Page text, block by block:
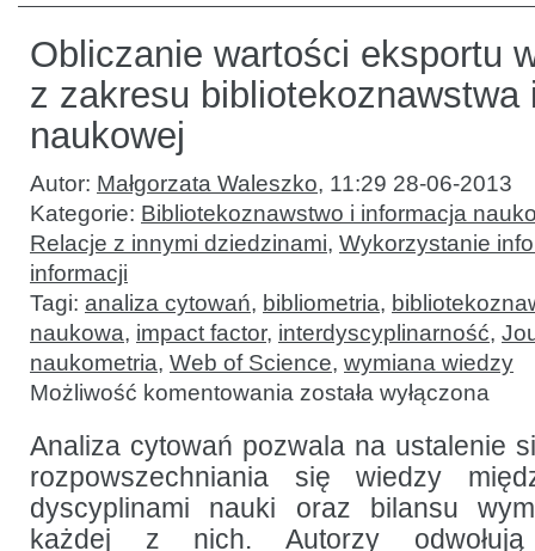
Obliczanie wartości eksportu
z zakresu bibliotekoznawstwa
naukowej
Autor: Małgorzata Waleszko, 11:29 28-06-2013
Kategorie: Bibliotekoznawstwo i informacja
Relacje z innymi dziedzinami, Wykorzystanie
informacji
Tagi: analiza cytowań, bibliometria,
naukowa, impact factor, interdyscyplinarność,
naukometria, Web of Science, wymiana wiedzy
Możliwość komentowania Obliczanie
wartości
wiedzy
z badań
z zakresu
bibliotekoznawstwa
i informacji
naukowej
została wyłączona
Analiza cytowań pozwala na ustalenie
rozpowszechniania się wiedzy
dyscyplinami nauki oraz bilansu
każdej z nich. Autorzy